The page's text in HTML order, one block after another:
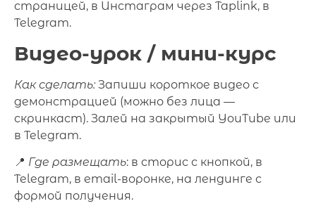
страницей, в Инстаграм через Taplink, в
Telegram.
Видео-урок / мини-курс
Как сделать: Запиши короткое видео с
демонстрацией (можно без лица —
скринкаст). Залей на закрытый YouTube или
в Telegram.
📍 Где размещать: в сторис с кнопкой, в
Telegram, в email-воронке, на лендинге с
формой получения.